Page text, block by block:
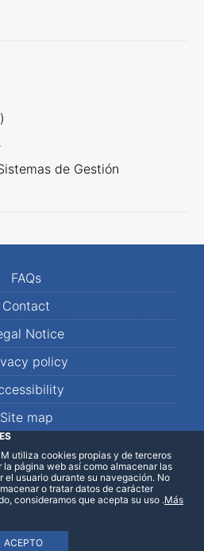
de Gestión
FAQs
Contact
Notice
policy
Site map
utiliza cookies propias y de terceros
página web así como almacenar las
el usuario durante su navegación. No
o tratar datos de carácter
consideramos que acepta su uso
ACEPTO
.Más